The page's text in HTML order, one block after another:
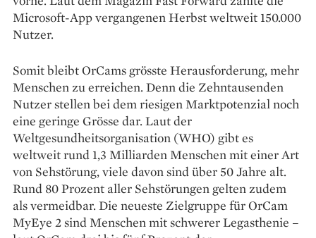
Microsoft-App vergangenen Herbst weltweit 150.000
Nutzer.
Somit bleibt OrCams grösste Herausforderung, mehr
Menschen zu erreichen. Denn die Zehntausenden
Nutzer stellen bei dem riesigen Marktpotenzial noch
eine geringe Grösse dar. Laut der
Weltgesundheitsorganisation (WHO) gibt es
weltweit rund 1,3 Milliarden Menschen mit einer Art
von Sehstörung, viele davon sind über 50 Jahre alt.
Rund 80 Prozent aller Sehstörungen gelten zudem
als vermeidbar. Die neueste Zielgruppe für OrCam
MyEye 2 sind Menschen mit schwerer Legasthenie –